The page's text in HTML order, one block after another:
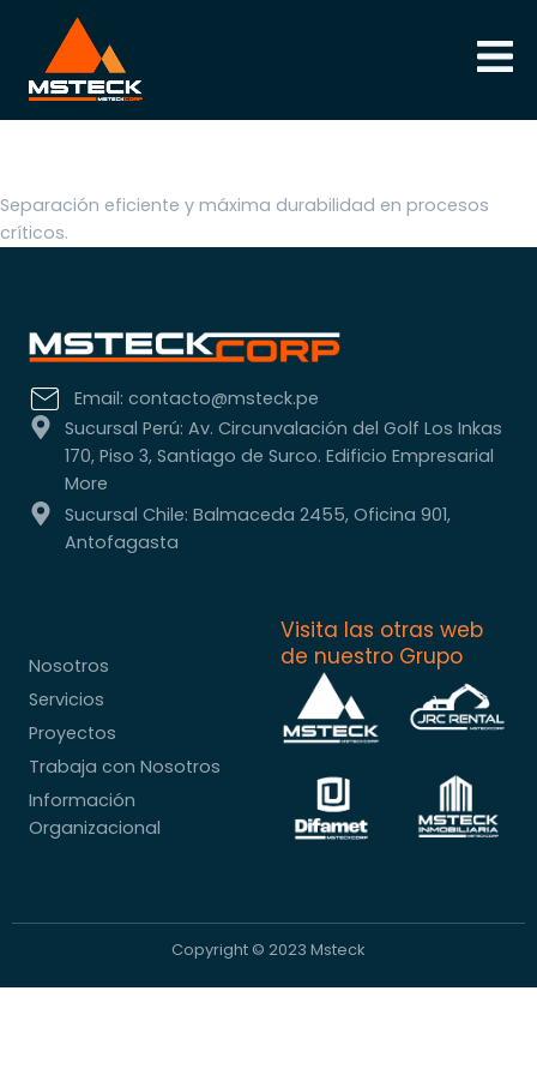
Separación eficiente y máxima durabilidad en procesos
críticos.
Email: contacto@msteck.pe
Sucursal Perú: Av. Circunvalación del Golf Los Inkas
170, Piso 3, Santiago de Surco. Edificio Empresarial
More
Sucursal Chile: Balmaceda 2455, Oficina 901,
Antofagasta
Nosotros
Servicios
Proyectos
Trabaja con Nosotros
Información
Organizacional
Visita las otras web
de nuestro Grupo
Copyright © 2023 Msteck